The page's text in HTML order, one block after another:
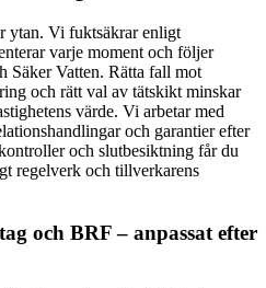
ytan. Vi fuktsäkrar enligt
varje moment och följer
Säker Vatten. Rätta fall mot
och rätt val av tätskikt minskar
värde. Vi arbetar med
och garantier efter
och slutbesiktning får du
regelverk och tillverkarens
och BRF – anpassat efter